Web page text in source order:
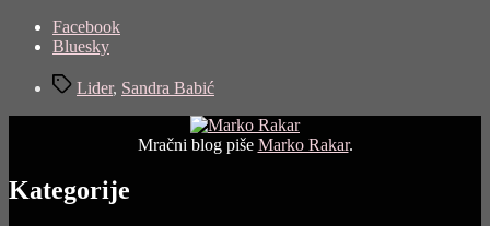
Share
"Honorable
Facebook
Bluesky
TagsLider, Sandra Babić
Mračni blog piše Marko Rakar.
Kategorije